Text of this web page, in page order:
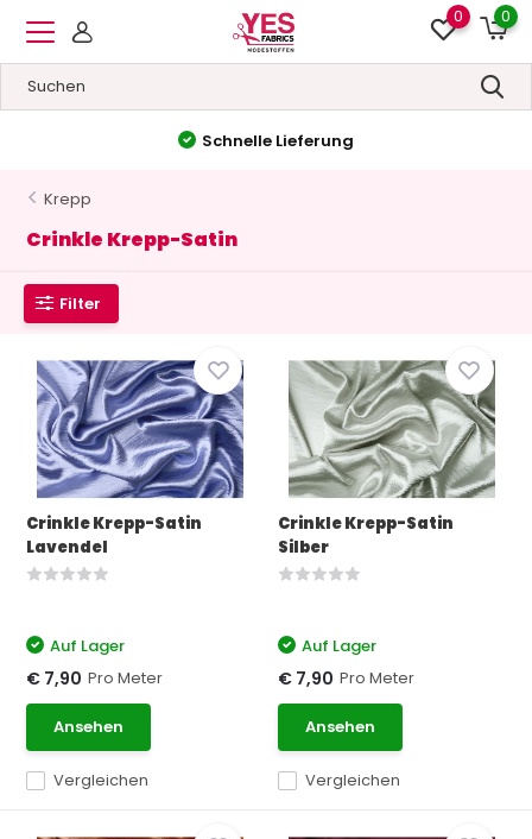
0 0
Schnelle Lieferung
Krepp
Crinkle Krepp-Satin
Filter
Crinkle Krepp-Satin
Lavendel
Vergleichen
Auf Lager
€ 7,90 Pro Meter
Ansehen
Crinkle Krepp-Satin
Silber
Vergleichen
Auf Lager
€ 7,90 Pro Meter
Ansehen